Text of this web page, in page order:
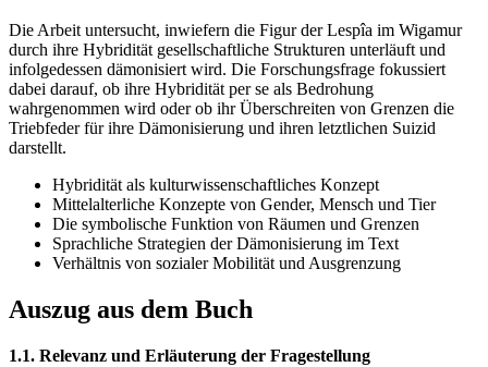
Die Arbeit untersucht, inwiefern die Figur der Lespîa im Wigamur
durch ihre Hybridität gesellschaftliche Strukturen unterläuft und
infolgedessen dämonisiert wird. Die Forschungsfrage fokussiert
dabei darauf, ob ihre Hybridität per se als Bedrohung
wahrgenommen wird oder ob ihr Überschreiten von Grenzen die
Triebfeder für ihre Dämonisierung und ihren letztlichen Suizid
darstellt.
Hybridität als kulturwissenschaftliches Konzept
Mittelalterliche Konzepte von Gender, Mensch und Tier
Die symbolische Funktion von Räumen und Grenzen
Sprachliche Strategien der Dämonisierung im Text
Verhältnis von sozialer Mobilität und Ausgrenzung
Auszug aus dem Buch
1.1. Relevanz und Erläuterung der Fragestellung